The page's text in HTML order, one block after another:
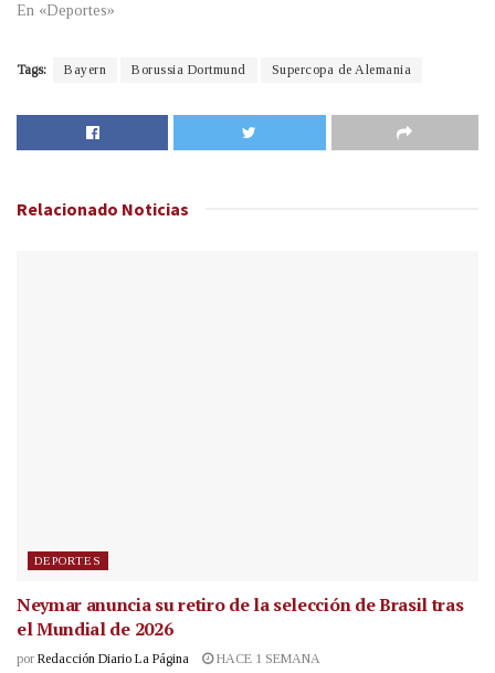
En «Deportes»
Tags: Bayern Borussia Dortmund Supercopa de Alemania
Relacionado Noticias
DEPORTES
Neymar anuncia su retiro de la selección de Brasil tras
el Mundial de 2026
por Redacción Diario La Página HACE 1 SEMANA